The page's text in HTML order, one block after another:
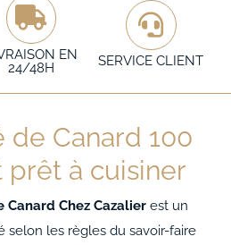
EN
24/48H
SERVICE CLIENT
de Canard 100
prêt à cuisiner
Canard Chez Cazalierest un
selon les règles du savoir-faire